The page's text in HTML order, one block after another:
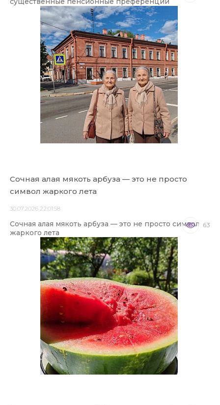
Сочная алая мякоть арбуза — это не просто
символ жаркого лета
30.07.2026 22:01:58
Сочная алая мякоть арбуза — это не просто символ
жаркого лета
63